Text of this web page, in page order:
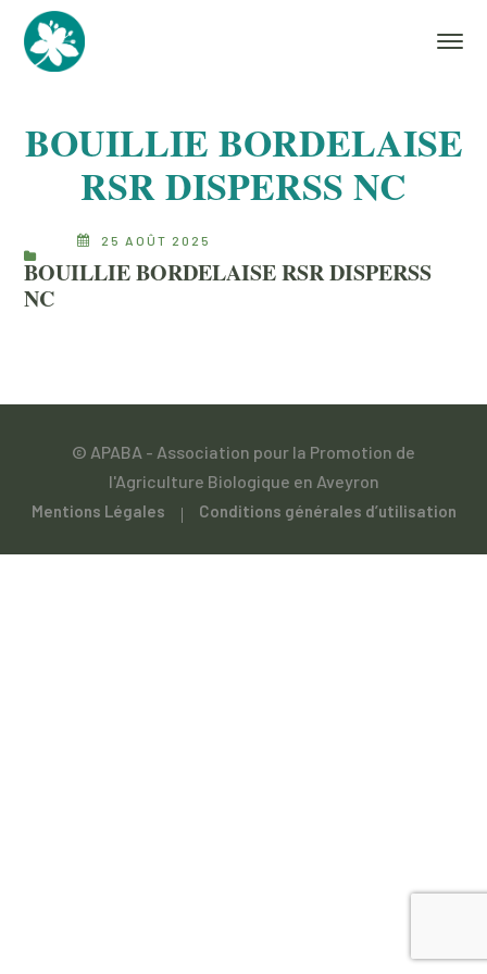
BOUILLIE BORDELAISE
RSR DISPERSS NC
25 AOÛT 2025
BOUILLIE BORDELAISE RSR DISPERSS
NC
© APABA - Association pour la Promotion de
l'Agriculture Biologique en Aveyron
Mentions Légales Conditions générales d’utilisation